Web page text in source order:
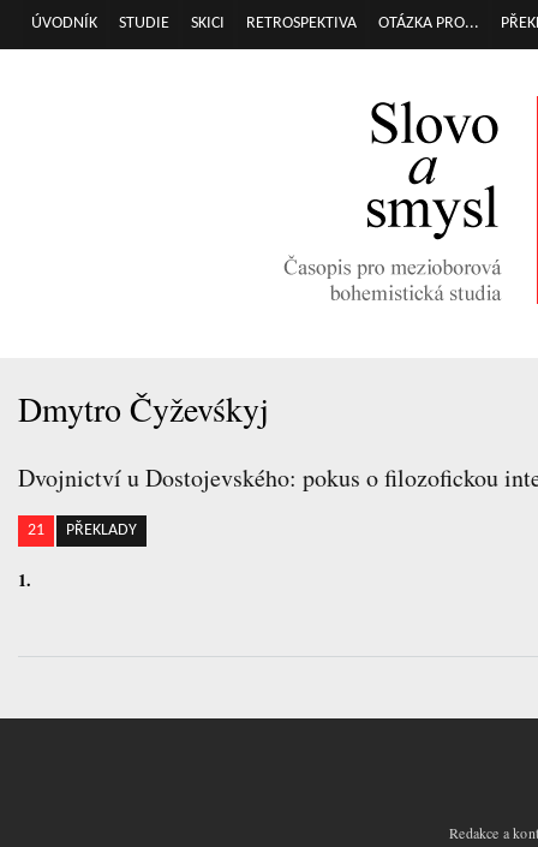
Hlavní menu
ÚVODNÍK STUDIE SKICI RETROSPEKTIVA OTÁZKA PRO...
Dmytro Čyževśkyj
Dvojnictví u Dostojevského: pokus o filozofickou
21 PŘEKLADY
1.
Redakce a